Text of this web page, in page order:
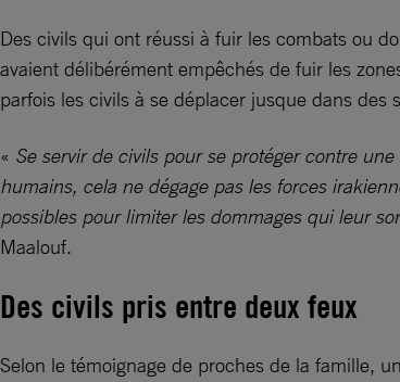
Des civils qui ont réussi à fuir les combats ou
avaient délibérément empêchés de fuir les
parfois les civils à se déplacer jusque dans des
« Se servir de civils pour se protéger contre
humains, cela ne dégage pas les forces
possibles pour limiter les dommages qui leur
Maalouf.
Des civils pris entre deux feux
Selon le témoignage de proches de la famille,